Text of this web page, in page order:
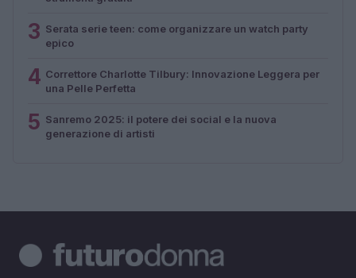
3 Serata serie teen: come organizzare un watch party
epico
4 Correttore Charlotte Tilbury: Innovazione Leggera per
una Pelle Perfetta
5 Sanremo 2025: il potere dei social e la nuova
generazione di artisti